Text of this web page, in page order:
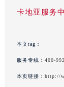
卡地亚服务
本文tag：
服务专线： 400-
本页链接： http://